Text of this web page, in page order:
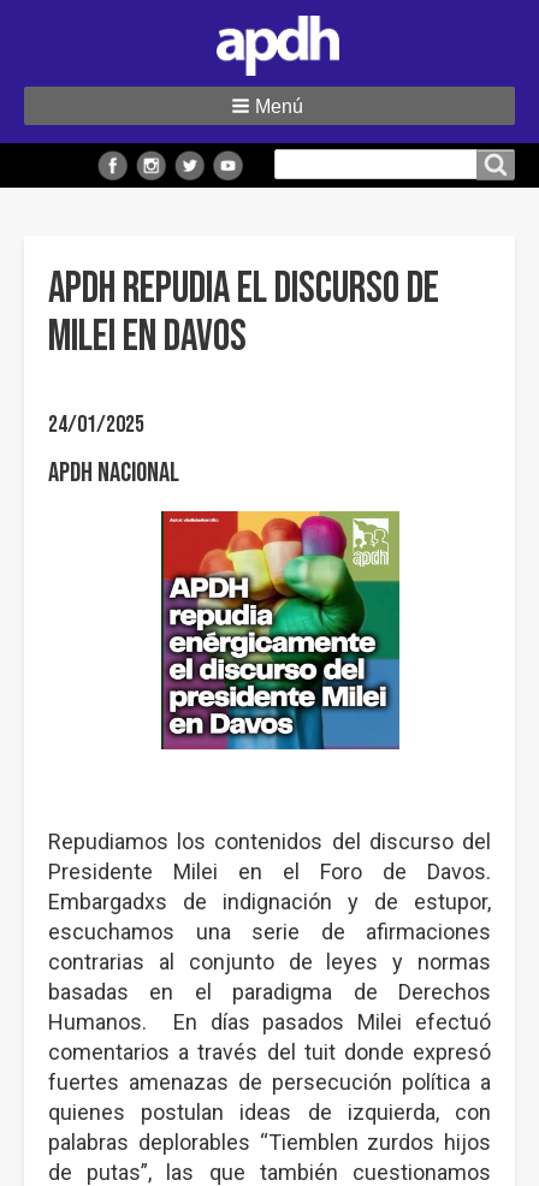
sitio
Menú
APDH REPUDIA EL DISCURSO DE
MILEI EN DAVOS
24/01/2025
APDH Nacional
Repudiamos los contenidos del discurso del
Presidente Milei en el Foro de Davos.
Embargadxs de indignación y de estupor,
escuchamos una serie de afirmaciones
contrarias al conjunto de leyes y normas
basadas en el paradigma de Derechos
Humanos. En días pasados Milei efectuó
comentarios a través del tuit donde expresó
fuertes amenazas de persecución política a
quienes postulan ideas de izquierda, con
palabras deplorables “Tiemblen zurdos hijos
de putas”, las que también cuestionamos